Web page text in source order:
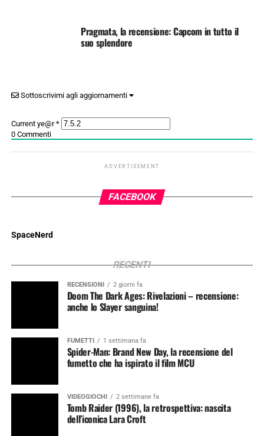
Pragmata, la recensione: Capcom in tutto il
suo splendore
Sottoscrivimi agli aggiornamenti
Current ye@r*
0Commenti
ADVERTISEMENT
FACEBOOK
SpaceNerd
RECENTI
RECENSIONI 2 giorni fa
Doom The Dark Ages: Rivelazioni – recensione:
anche lo Slayer sanguina!
FUMETTI 1 settimana fa
Spider-Man: Brand New Day, la recensione del
fumetto che ha ispirato il film MCU
VIDEOGIOCHI 2 settimane fa
Tomb Raider (1996), la retrospettiva: nascita
dell’iconica Lara Croft